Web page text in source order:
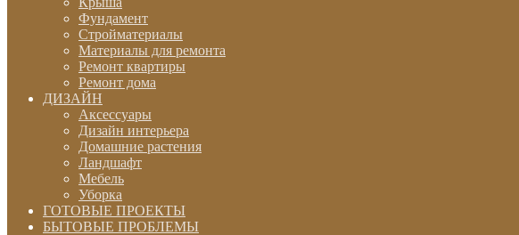
Фундамент
Стройматериалы
Материалы для ремонта
Ремонт квартиры
Ремонт дома
ДИЗАЙН
Аксессуары
Дизайн интерьера
Домашние растения
Ландшафт
Мебель
Уборка
ГОТОВЫЕ ПРОЕКТЫ
БЫТОВЫЕ ПРОБЛЕМЫ